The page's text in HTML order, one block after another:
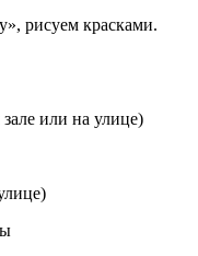
рисуем красками.
или на улице)